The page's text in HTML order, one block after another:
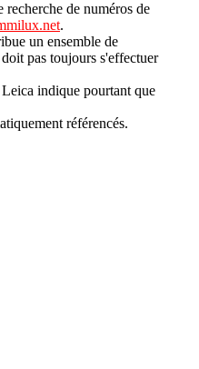
recherche de numéros de
.
un ensemble de
pas toujours s'effectuer
indique pourtant que
référencés.